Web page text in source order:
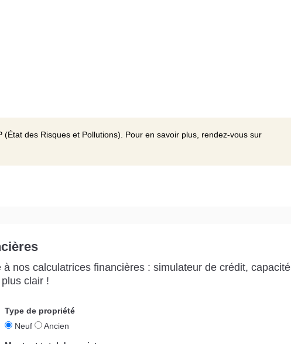
(État des Risques et Pollutions). Pour en savoir plus, rendez-vous sur
nos calculatrices financières : simulateur de crédit, capacité
clair !